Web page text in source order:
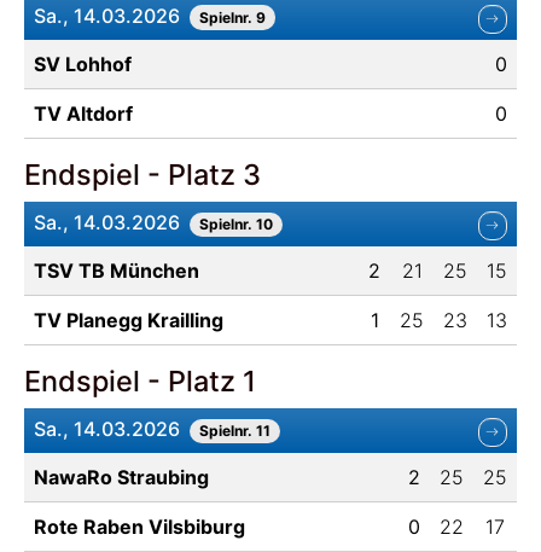
Sa., 14.03.2026 Spielnr. 9
SV Lohhof 0
TV Altdorf 0
Endspiel - Platz 3
Sa., 14.03.2026 Spielnr. 10
TSV TB München 2 21 25 15
TV Planegg Krailling 1 25 23 13
Endspiel - Platz 1
Sa., 14.03.2026 Spielnr. 11
NawaRo Straubing 2 25 25
Rote Raben Vilsbiburg 0 22 17